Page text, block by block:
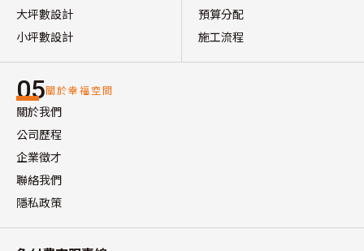
大坪數設計
小坪數設計
預算分配
施工流程
05關於幸福空間
關於我們
公司歷程
企業徵才
聯絡我們
隱私政策